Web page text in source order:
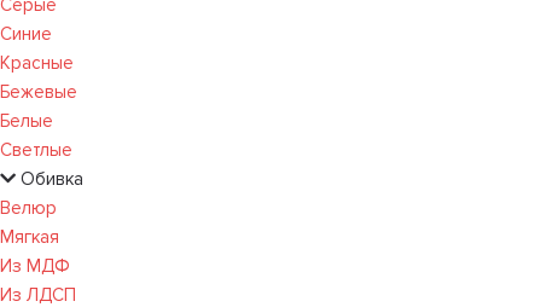
Серые
Синие
Красные
Бежевые
Белые
Светлые
Обивка
Велюр
Мягкая
Из МДФ
Из ЛДСП